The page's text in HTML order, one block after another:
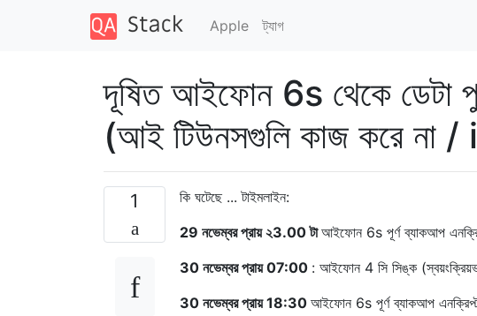
Apple ট্যাগ
দূষিত আইফোন 6s থেকে ডেটা
(আই টিউনসগুলি কাজ করে না /
1
কি ঘটেছে ... টাইমলাইন:
29 নভেম্বর প্রায় ২3.00 টাআইফোন 6s পূর্ণ ব্যাকআপ
30 নভেম্বর প্রায় 07:00 : আইফোন 4 সি সিঙ্ক
30 নভেম্বর প্রায় 18:30 আইফোন 6s পূর্ণ ব্যাকআপ